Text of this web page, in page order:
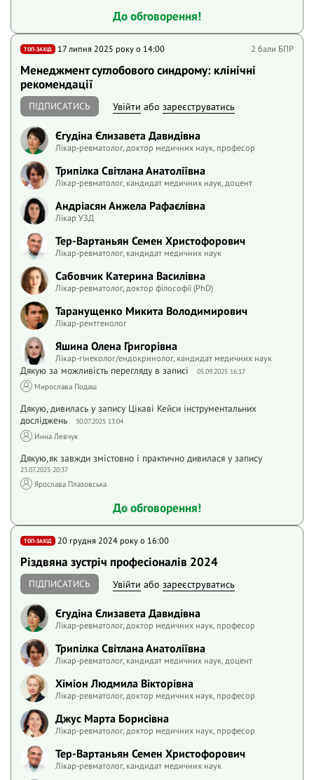
До обговорення!
ТОП-ЗАХІД 17 липня 2025 року o 14:00 2 бали БПР
Менеджмент суглобового синдрому: клінічні
рекомендації
ПІДПИСАТИСЬ Увійти або зареєструватись
Єгудіна Єлизавета Давидівна
Лікар-ревматолог, доктор медичних наук, професор
Трипілка Світлана Анатоліївна
Лікар-ревматолог, кандидат медичних наук, доцент
Андріасян Анжела Рафаєлівна
Лікар УЗД
Тер-Вартаньян Семен Христофорович
Лікар-ревматолог, кандидат медичних наук
Сабовчик Катерина Василівна
Лікар-ревматолог, доктор філософії (PhD)
Таранущенко Микита Володимирович
Лікар-рентгенолог
Яшина Олена Григорівна
Лікар-гінеколог/ендокринолог, кандидат медичних наук
Дякую за можливість перегляду в записі 05.09.2025 16:17
Мирослава Подаш
Дякую, дивилась у запису Цiкавi Кейси iнструментальних
дослiджень
30.07.2025 13:04
Инна Левчук
Дякую,як завжди змістовно і практично дивилася у запису
23.07.2025 20:37
Ярослава Плазовська
До обговорення!
ТОП-ЗАХІД 20 грудня 2024 року o 16:00
Різдвяна зустріч професіоналів 2024
ПІДПИСАТИСЬ Увійти або зареєструватись
Єгудіна Єлизавета Давидівна
Лікар-ревматолог, доктор медичних наук, професор
Трипілка Світлана Анатоліївна
Лікар-ревматолог, кандидат медичних наук, доцент
Хіміон Людмила Вікторівна
Лікар-ревматолог, доктор медичних наук, професор
Джус Марта Борисівна
Лікар-ревматолог, доктор медичних наук, професор
Тер-Вартаньян Семен Христофорович
Лікар-ревматолог, кандидат медичних наук